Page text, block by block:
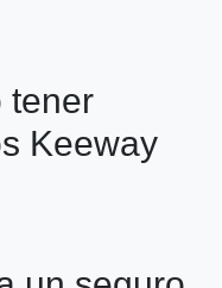
total y
la inversión y
tener
Keeway